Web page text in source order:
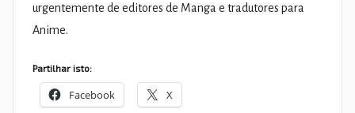
urgentemente de editores de Manga e tradutores para
Anime.
Partilhar isto:
Facebook X